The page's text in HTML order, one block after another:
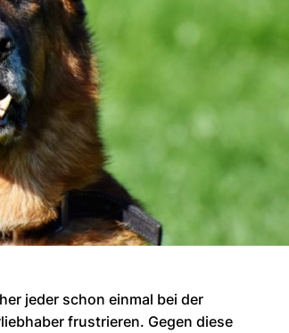
jeder schon einmal bei der
frustrieren. Gegen diese